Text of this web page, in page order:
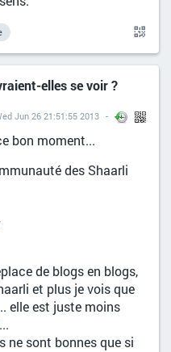
elles se voir ?
Jun 26 21:51:55 2013
bon moment...
des Shaarli
de blogs en blogs,
et plus je vois que
elle est juste moins
ne sont bonnes que si